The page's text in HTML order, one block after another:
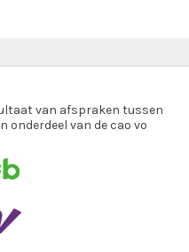
van afspraken tussen
onderdeel van de cao vo